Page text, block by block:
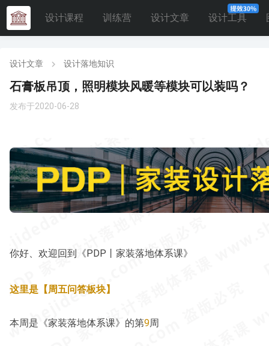
设计课程 训练营 设计文章 设计工具
设计文章 设计落地知识
石膏板吊顶，照明模块风暖等模块可以装吗？
发布于2020-06-28
你好、欢迎回到《PDP丨家装落地体系课》
这里是【周五问答板块】
本周是《家装落地体系课》的第9周